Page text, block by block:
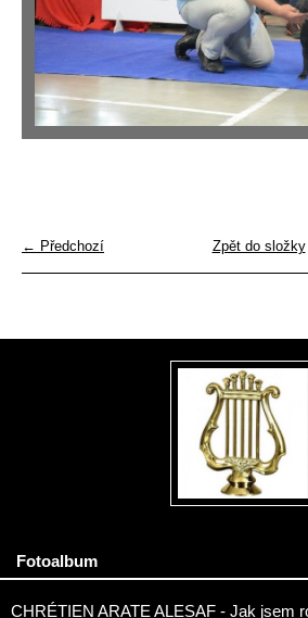
← Předchozí Zpět do složky
Fotoalbum
CHRÉTIEN ARATE ALESAF - Jak jsem